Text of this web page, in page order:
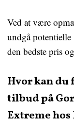
Ved at være
undgå
den bedste pris
Hvor kan du
tilbud på
Extreme